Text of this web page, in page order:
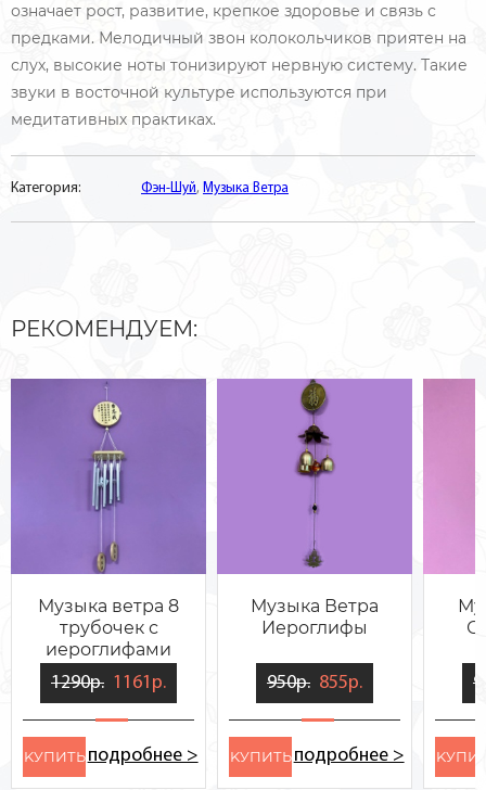
означает рост, развитие, крепкое здоровье и связь с
предками. Мелодичный звон колокольчиков приятен на
слух, высокие ноты тонизируют нервную систему. Такие
звуки в восточной культуре используются при
медитативных практиках.
Категория: Фэн-Шуй, Музыка Ветра
РЕКОМЕНДУЕМ:
Музыка ветра 8
трубочек с
иероглифами
1290р. 1161р.
KУПИТЬ подробнее >
Музыка Ветра
Иероглифы
950р. 855р.
KУПИТЬ подробнее >